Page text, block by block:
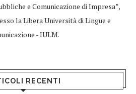
e Comunicazione di Impresa”,
la Libera Università di Lingue e
- IULM.
RECENTI